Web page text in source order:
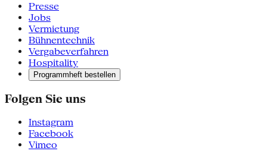
Presse
Jobs
Vermietung
Bühnentechnik
Vergabeverfahren
Hospitality
Programmheft bestellen
Folgen Sie uns
Instagram
Facebook
Vimeo